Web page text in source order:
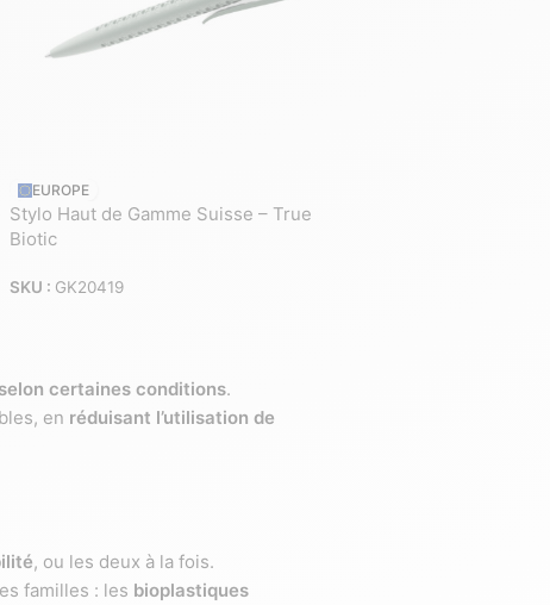
EUROPE
Stylo Haut de Gamme Suisse – True
Biotic
SKU : GK20419
certaines conditions.
en réduisant l’utilisation de
, ou les deux à la fois.
familles : les bioplastiques